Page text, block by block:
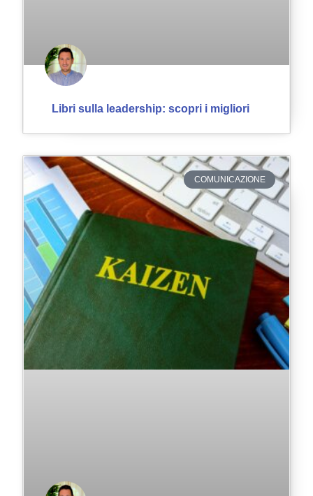
Libri sulla leadership: scopri i migliori
COMUNICAZIONE